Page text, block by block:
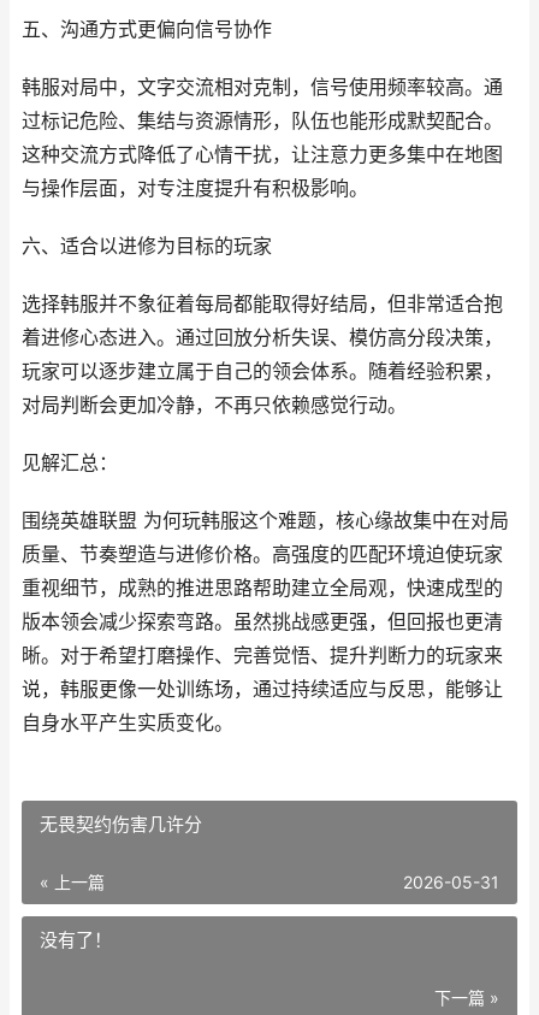
五、沟通方式更偏向信号协作
韩服对局中，文字交流相对克制，信号使用频率较高。通
过标记危险、集结与资源情形，队伍也能形成默契配合。
这种交流方式降低了心情干扰，让注意力更多集中在地图
与操作层面，对专注度提升有积极影响。
六、适合以进修为目标的玩家
选择韩服并不象征着每局都能取得好结局，但非常适合抱
着进修心态进入。通过回放分析失误、模仿高分段决策，
玩家可以逐步建立属于自己的领会体系。随着经验积累，
对局判断会更加冷静，不再只依赖感觉行动。
见解汇总：
围绕英雄联盟 为何玩韩服这个难题，核心缘故集中在对局
质量、节奏塑造与进修价格。高强度的匹配环境迫使玩家
重视细节，成熟的推进思路帮助建立全局观，快速成型的
版本领会减少探索弯路。虽然挑战感更强，但回报也更清
晰。对于希望打磨操作、完善觉悟、提升判断力的玩家来
说，韩服更像一处训练场，通过持续适应与反思，能够让
自身水平产生实质变化。
无畏契约伤害几许分
« 上一篇 2026-05-31
没有了！
下一篇 »